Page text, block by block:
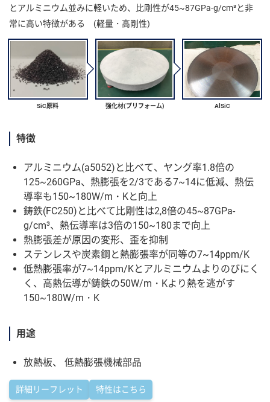
とアルミニウム並みに軽いため、比剛性が45~87GPa-g/cm³と非
常に高い特徴がある (軽量・高剛性)
SiC原料 強化材(プリフォーム) AlSiC
特徴
アルミニウム(a5052)と比べて、ヤング率1.8倍の
125~260GPa、熱膨張を2/3である7~14に低減、熱伝
導率も150~180W/m・Kと向上
鋳鉄(FC250)と比べて比剛性は2,8倍の45~87GPa-
g/cm³、熱伝導率は3倍の150~180まで向上
熱膨張差が原因の変形、歪を抑制
ステンレスや炭素鋼と熱膨張率が同等の7~14ppm/K
低熱膨張率が7~14ppm/Kとアルミニウムよりのびにく
く、高熱伝導が鋳鉄の50W/m・Kより熱を逃がす
150~180W/m・K
用途
放熱板、 低熱膨張機械部品
詳細リーフレット 特性はこちら